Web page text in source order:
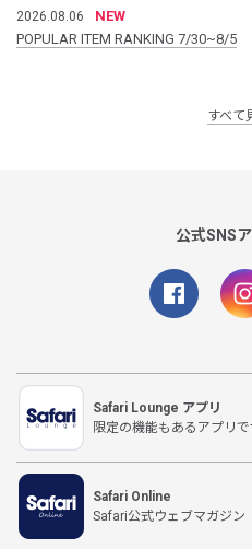
2026.08.06
NEW
POPULAR ITEM RANKING 7/30~8/5
すべて
公式SNS
Safari Lounge アプリ
限定の機能もあるアプリ
Safari Online
Safari公式ウェブマガジン